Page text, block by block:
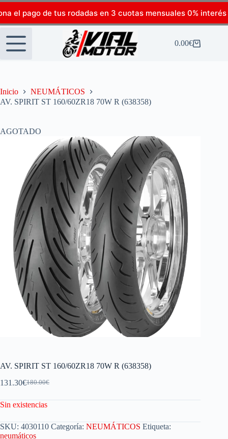
el pago de tus rodadas en 3 cuotas mensuales 0% interés
0.00€
Inicio
NEUMÁTICOS
AV. SPIRIT ST 160/60ZR18 70W R (638358)
AGOTADO
AV. SPIRIT ST 160/60ZR18 70W R (638358)
180.00€
131.30€
Sin existencias
SKU: 4030110 Categoría: NEUMÁTICOS Etiqueta:
neumáticos